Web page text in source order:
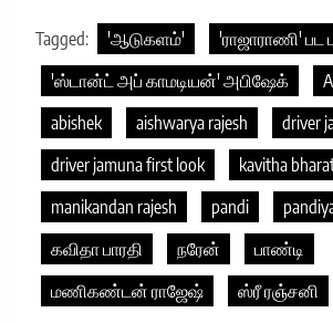
Tagged: 'ஆடுகளம்'
'ராஜாராணி' பட
'ஸ்டான்ட் அப் காமடியன்' அபிஷேக்
abishek
aishwarya rajesh
driver
driver jamuna first look
kavitha
manikandan rajesh
pandi
கவிதா பாரதி
நரேன்
பாண்டி
மணிகண்டன் ராஜேஷ்
ஸ்ரீ ரஞ்சனி